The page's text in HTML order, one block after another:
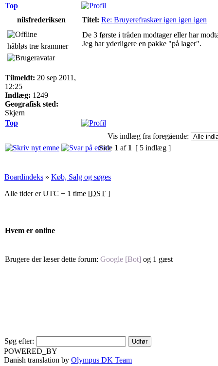
Top
nilsfrederiksen
Titel: Re: Bruyerefraskær igen igen igen
håbløs træ krammer
Tilmeldt: 20 sep 2011,
12:25
Indlæg: 1249
Geografisk sted:
Skjern
De 3 første i tråden modtager eller har
Jeg har yderligere en pakke "på lager".
Top
Vis indlæg fra foregående:
Side 1 af 1 [ 5 indlæg ]
Boardindeks » Køb, Salg og søges
Alle tider er UTC + 1 time [DST ]
Hvem er online
Brugere der læser dette forum: Google [Bot] og 1 gæst
Søg efter:
POWERED_BY
Danish translation by Olympus DK Team